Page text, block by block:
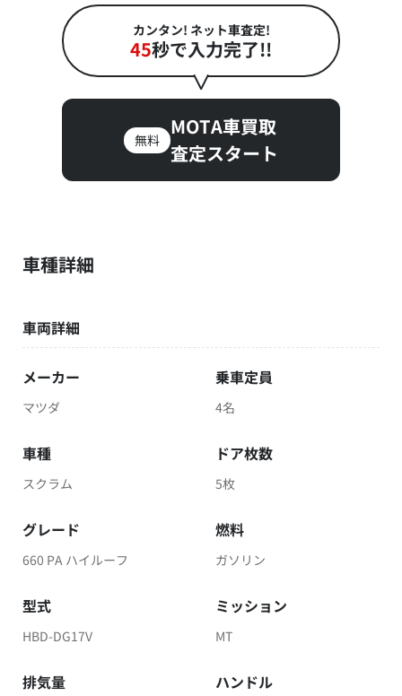
カンタン! ネット車査定!
45秒で入力完了!!
無料
MOTA車買取
査定スタート
車種詳細
車両詳細
メーカー
マツダ
乗車定員
4名
車種
スクラム
ドア枚数
5枚
グレード
660 PA ハイルーフ
燃料
ガソリン
型式
HBD-DG17V
ミッション
MT
排気量 ハンドル